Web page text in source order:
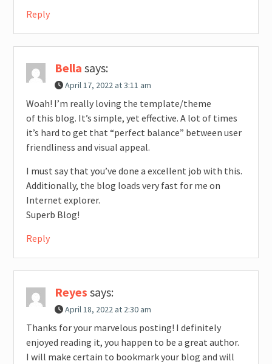
Reply
Bella says:
April 17, 2022 at 3:11 am
Woah! I’m really loving the template/theme
of this blog. It’s simple, yet effective. A lot of times
it’s hard to get that “perfect balance” between user
friendliness and visual appeal.
I must say that you’ve done a excellent job with this.
Additionally, the blog loads very fast for me on
Internet explorer.
Superb Blog!
Reply
Reyes says:
April 18, 2022 at 2:30 am
Thanks for your marvelous posting! I definitely
enjoyed reading it, you happen to be a great author.
I will make certain to bookmark your blog and will